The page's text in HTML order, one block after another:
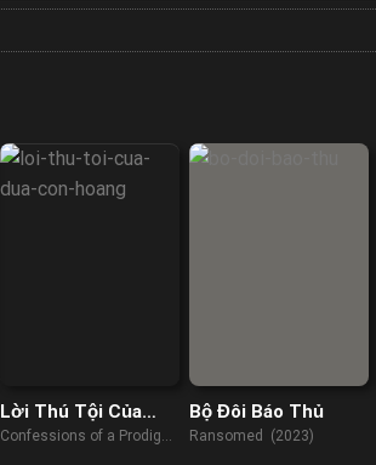
Lời Thú Tội Của
Đứa Con Hoang
Confessions of a Prodigal
Bộ Đôi Báo Thủ
Ransomed (2023)